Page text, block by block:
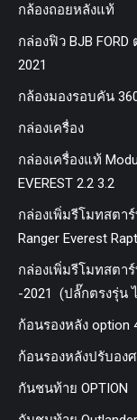
กล้องถอยหลังแท้
กล่องฟิว BJB FORD
2021
กล้องมองรอบคัน
กล่องเครื่อง
กล่องเครื่องแท้
EVEREST 2.2 3.2
กล่องเพิ่มรีโมทสตา
Ranger Everest
กล่องเพิ่มรีโมทสตา
-2021 (ปลั๊กตรงรุ่น
ก้อนรองหลัง option
ก้อนรองหลังปรับองศ
กันชนท้าย OPTION